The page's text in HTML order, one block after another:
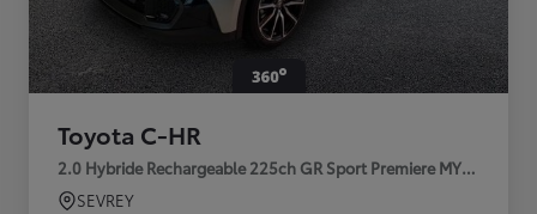
Toyota C-HR
2.0 Hybride Rechargeable 225ch GR Sport Premiere MY25
SEVREY